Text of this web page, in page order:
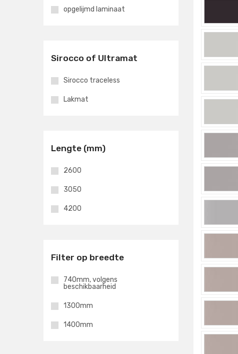
opgelijmd laminaat
Sirocco of Ultramat
Sirocco traceless
Lakmat
Lengte (mm)
2600
3050
4200
Filter op breedte
740mm, volgens
beschikbaarheid
1300mm
1400mm